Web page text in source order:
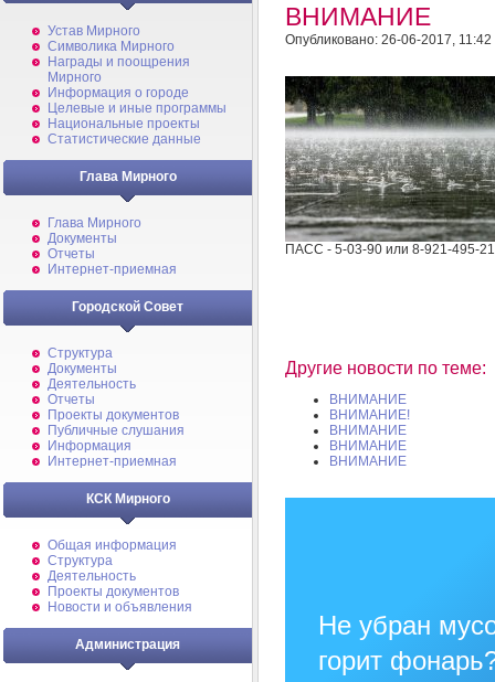
Устав Мирного
Символика Мирного
Награды и поощрения
Мирного
Информация о городе
Целевые и иные программы
Национальные проекты
Статистические данные
Глава Мирного
Глава Мирного
Документы
Отчеты
Интернет-приемная
Городской Совет
Структура
Документы
Деятельность
Отчеты
Проекты документов
Публичные слушания
Информация
Интернет-приемная
КСК Мирного
Общая информация
Структура
Деятельность
Проекты документов
Новости и объявления
Администрация
ВНИМАНИЕ
Опубликовано: 26-06-2017, 11:42
ПАСС - 5-03-90 или 8-921-495-
Другие новости по теме:
ВНИМАНИЕ
ВНИМАНИЕ!
ВНИМАНИЕ
ВНИМАНИЕ
ВНИМАНИЕ
Не убран
горит